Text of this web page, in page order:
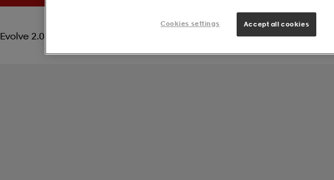
Evolve 2.0 Half Zip W
Cookies settings Accept all cookies